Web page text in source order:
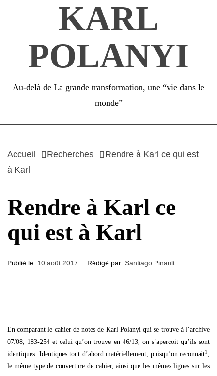
KARL
POLANYI
Au-delà de La grande transformation, une “vie dans le
monde”
Accueil Recherches
Rendre à Karl ce qui est
à Karl
Rendre à Karl ce
qui est à Karl
Publié le 10 août 2017 Rédigé par Santiago Pinault
En comparant le cahier de notes de Karl Polanyi qui se trouve à l’archive
07/08, 183-254 et celui qu’on trouve en 46/13, on s’aperçoit qu’ils sont
identiques. Identiques tout d’abord matériellement, puisqu’on reconnait1 ,
le même type de couverture de cahier, ainsi que les mêmes lignes sur les